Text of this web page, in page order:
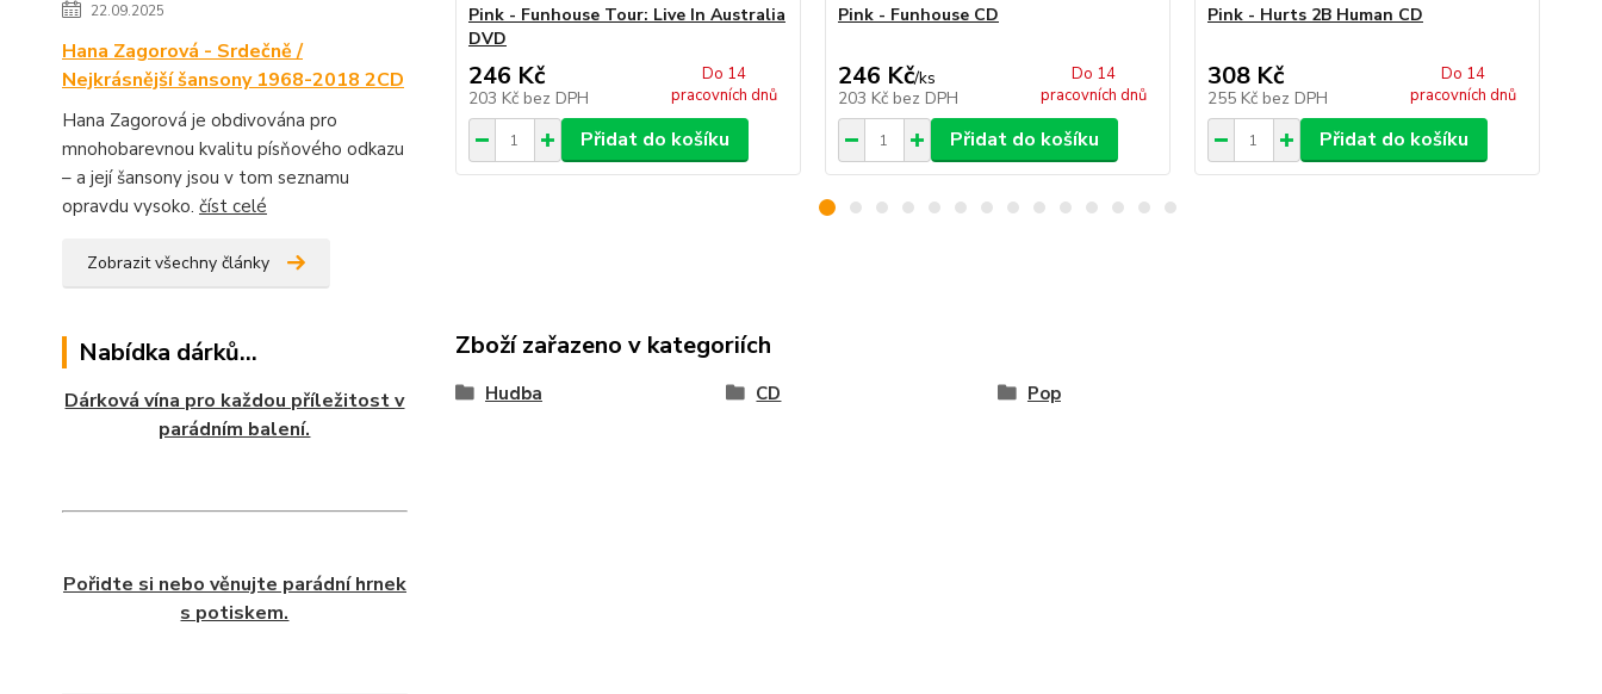
22.09.2025
Hana Zagorová - Srdečně /
Nejkrásnější šansony 1968-2018 2CD
Hana Zagorová je obdivována pro
mnohobarevnou kvalitu písňového odkazu
– a její šansony jsou v tom seznamu
opravdu vysoko. číst celé
Zobrazit všechny články
Nabídka dárků...
Dárková vína pro každou příležitost v
parádním balení.
Pořidte si nebo věnujte parádní hrnek
s potiskem.
Pink - Funhouse Tour: Live In Australia
DVD
246 Kč
203 Kč bez DPH
Do 14
pracovních dnů
Přidat do košíku
Pink - Funhouse CD
246 Kč/ks
203 Kč bez DPH
Do 14
pracovních dnů
Přidat do košíku
Pink - Hurts 2B Human CD
308 Kč
255 Kč bez DPH
Do 14
pracovních dnů
Přidat do košíku
Zboží zařazeno v kategoriích
Hudba CD Pop